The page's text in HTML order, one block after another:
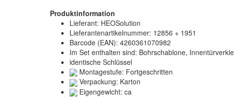
Produktinformation
Lieferant: HEOSolution
Lieferantenartikelnummer: 12856 + 1951
Barcode (EAN): 4260361070982
Im Set enthalten sind: Bohrschablone,
identische Schlüssel
Montagestufe: Fortgeschritten
Verpackung: Karton
Eigengewicht: ca